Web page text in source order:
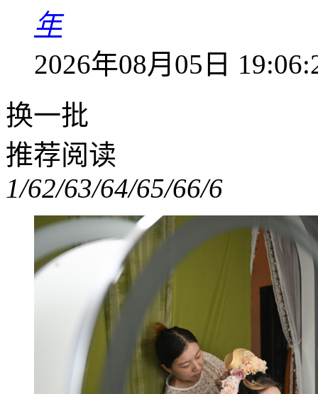
年
2026年08月05日
换一批
推荐阅读
1/62/63/64/65/66/6